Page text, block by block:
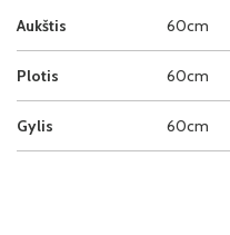
Aukštis 60cm
Plotis 60cm
Gylis 60cm